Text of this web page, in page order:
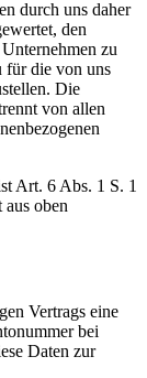
durch uns daher
den
zu
für die von uns
Die
von allen
Art. 6 Abs. 1 S. 1
oben
Vertrags eine
bei
Daten zur